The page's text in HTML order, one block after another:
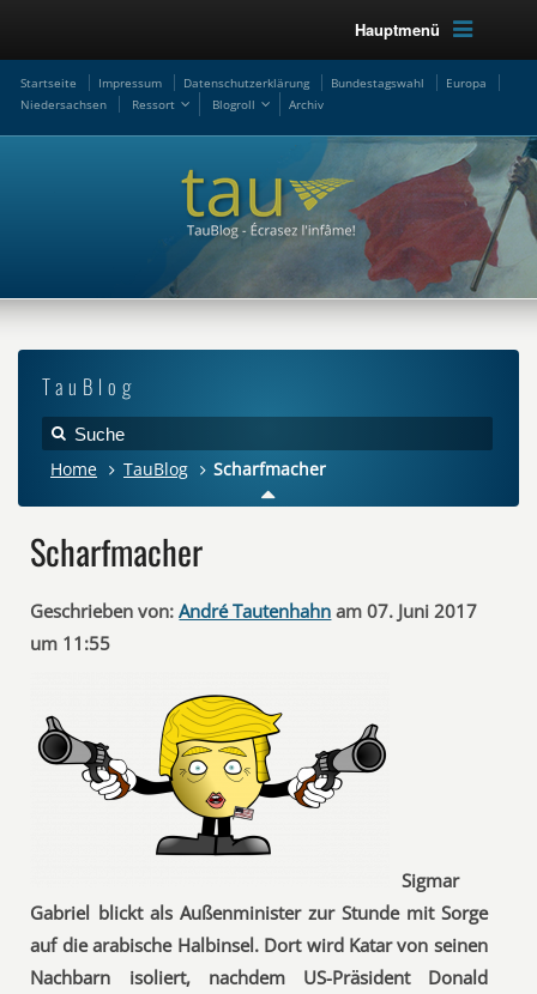
Hauptmenü
Startseite Impressum Datenschutzerklärung Bundestagswahl
Europa
Niedersachsen
Ressort Blogroll Archiv
TauBlog
Home TauBlog Scharfmacher
Scharfmacher
Geschrieben von: André Tautenhahn am 07. Juni 2017
um 11:55
Sigmar
Gabriel blickt als Außenminister zur Stunde mit Sorge
auf die arabische Halbinsel. Dort wird Katar von seinen
Nachbarn isoliert, nachdem US-Präsident Donald